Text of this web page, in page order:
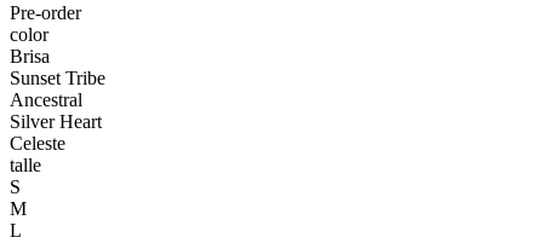
Pre-order
color
Brisa
Sunset Tribe
Ancestral
Silver Heart
Celeste
talle
S
M
L